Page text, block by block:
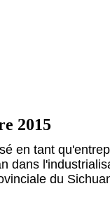
2015
en tant
dans
du